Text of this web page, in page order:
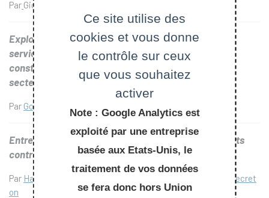
Par Gigout Elodie dirigé par
Exploiter le potentiel de l'intelligence artificielle au
service des enjeux du développement durable : la
construction d'un écosystème d'innovation dans le
secteur de la rénovation
Par Gomes Lopes Pedro
Entreprises à très forte croissance en environnements
contraints
Par Hamila Chahine
Benoît Decret
on
Ce site utilise des
cookies et vous donne
le contrôle sur ceux
que vous souhaitez
activer
Note : Google Analytics est
exploité par une entreprise
basée aux Etats-Unis, le
traitement de vos données
se fera donc hors Union